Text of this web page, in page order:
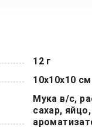
12 г
10x10x10 см
Мука в/с,
сахар,